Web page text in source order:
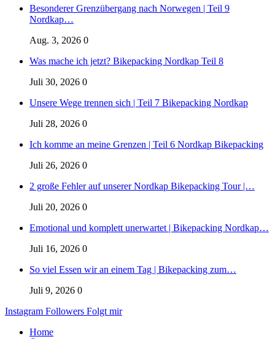
Besonderer Grenzübergang nach Norwegen | Teil 9
Nordkap…
Aug. 3, 2026 0
Was mache ich jetzt? Bikepacking Nordkap Teil 8
Juli 30, 2026 0
Unsere Wege trennen sich | Teil 7 Bikepacking Nordkap
Juli 28, 2026 0
Ich komme an meine Grenzen | Teil 6 Nordkap Bikepacking
Juli 26, 2026 0
2 große Fehler auf unserer Nordkap Bikepacking Tour |…
Juli 20, 2026 0
Emotional und komplett unerwartet | Bikepacking Nordkap…
Juli 16, 2026 0
So viel Essen wir an einem Tag | Bikepacking zum…
Juli 9, 2026 0
Instagram Followers Folgt mir
Home